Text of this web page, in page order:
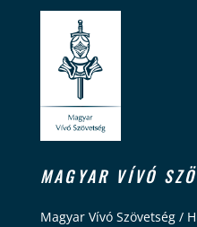
MAGYAR VÍVÓ
Magyar Vívó Szövetség /